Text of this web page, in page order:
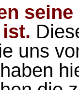
uns